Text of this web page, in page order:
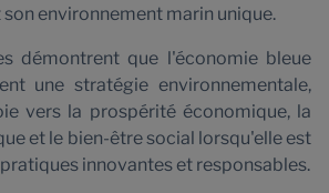
environnement marin unique.
démontrent que l'économie bleue
une stratégie environnementale,
vers la prospérité économique, la
et le bien-être social lorsqu'elle est
innovantes et responsables.